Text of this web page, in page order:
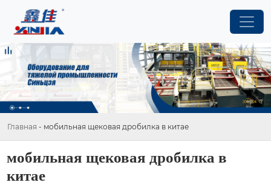
Главная - мобильная щековая дробилка в китае
мобильная щековая дробилка в
китае